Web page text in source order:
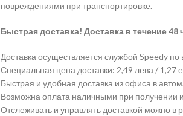
повреждениями при транспортировке.
Быстрая доставка! Доставка в течение
Доставка осуществляется службой Speedy по
Специальная цена доставки: 2,49 лева / 1,27
Быстрая и удобная доставка из офиса в
Возможна оплата наличными при получении
Отслеживать и управлять доставкой можно